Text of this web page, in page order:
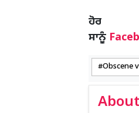
ਸਾਨੂੰ
Obscene